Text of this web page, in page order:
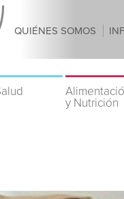
QUIÉNES SOMOS
y Nutrición